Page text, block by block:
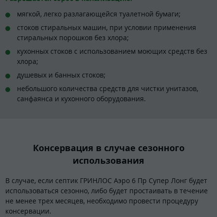
мягкой, легко разлагающейся туалетной бумаги;
стоков стиральных машин, при условии применения
стиральных порошков без хлора;
кухонных стоков с использованием моющих средств без
хлора;
душевых и банных стоков;
небольшого количества средств для чистки унитазов,
санфаянса и кухонного оборудования.
Консервация в случае сезонного
использования
В случае, если септик ГРИНЛОС Аэро 6 Пр Супер Лонг будет
использоваться сезонно, либо будет простаивать в течение
не менее трех месяцев, необходимо провести процедуру
консервации.